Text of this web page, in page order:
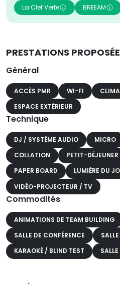
La Clef Verte BREEAM
PRESTATIONS
Général
ACCÈS PMR WI-FI
ESPACE EXTÉRIEUR
Technique
DJ / SYSTÈME AUDIO MICRO
COLLATION
PETIT-DÉJEUNER
PAPER BOARD
LUMIÈRE DU
VIDÉO-PROJECTEUR / TV
Commodités
ANIMATIONS DE TEAM BUILDING
SALLE DE CONFÉRENCE
KARAOKÉ / BLIND TEST